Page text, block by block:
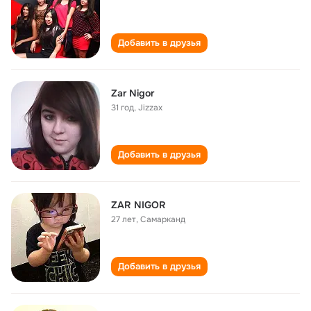
Добавить в друзья
Zar Nigor
31 год,Jizzax
Добавить в друзья
ZAR NIGOR
27 лет,Самарканд
Добавить в друзья